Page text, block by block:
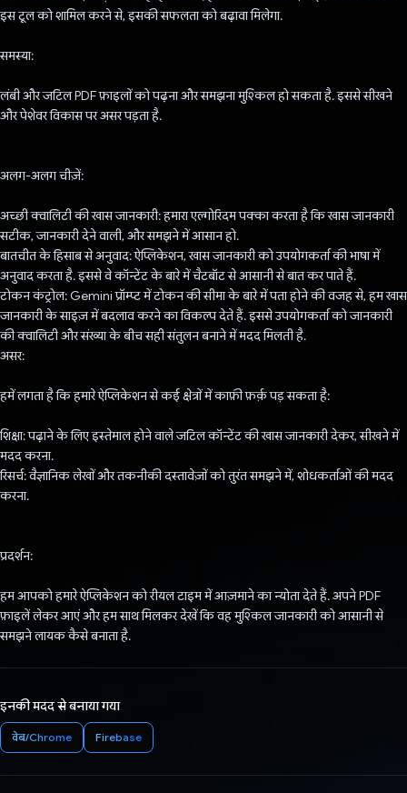
इस टूल को शामिल करने से, इसकी सफलता को बढ़ावा मिलेगा.
समस्या:
लंबी और जटिल PDF फ़ाइलों को पढ़ना और समझना मुश्किल हो सकता है. इससे सीखने
और पेशेवर विकास पर असर पड़ता है.
अलग-अलग चीज़ें:
अच्छी क्वालिटी की खास जानकारी: हमारा एल्गोरिदम पक्का करता है कि खास जानकारी
सटीक, जानकारी देने वाली, और समझने में आसान हो.
बातचीत के हिसाब से अनुवाद: ऐप्लिकेशन, खास जानकारी को उपयोगकर्ता की भाषा में
अनुवाद करता है. इससे वे कॉन्टेंट के बारे में चैटबॉट से आसानी से बात कर पाते हैं.
टोकन कंट्रोल: Gemini प्रॉम्प्ट में टोकन की सीमा के बारे में पता होने की वजह से, हम खास
जानकारी के साइज़ में बदलाव करने का विकल्प देते हैं. इससे उपयोगकर्ता को जानकारी
की क्वालिटी और संख्या के बीच सही संतुलन बनाने में मदद मिलती है.
असर:
हमें लगता है कि हमारे ऐप्लिकेशन से कई क्षेत्रों में काफ़ी फ़र्क़ पड़ सकता है:
शिक्षा: पढ़ाने के लिए इस्तेमाल होने वाले जटिल कॉन्टेंट की खास जानकारी देकर, सीखने में
मदद करना.
रिसर्च: वैज्ञानिक लेखों और तकनीकी दस्तावेज़ों को तुरंत समझने में, शोधकर्ताओं की मदद
करना.
प्रदर्शन:
हम आपको हमारे ऐप्लिकेशन को रीयल टाइम में आज़माने का न्योता देते हैं. अपने PDF
फ़ाइलें लेकर आएं और हम साथ मिलकर देखें कि वह मुश्किल जानकारी को आसानी से
समझने लायक कैसे बनाता है.
इनकी मदद से बनाया गया
वेब/Chrome Firebase